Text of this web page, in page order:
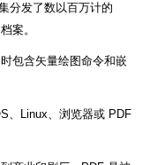
分发了数以百万计的
案。
包含矢量绘图命令和嵌
、Linux、浏览器或 PDF